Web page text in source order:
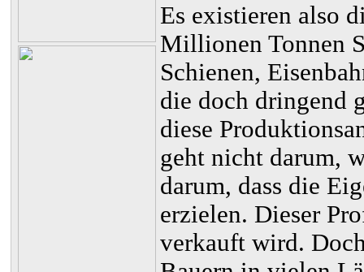
Es existieren also
Millionen Tonnen
Schienen,
die doch dringend
diese
geht nicht darum,
darum, dass die
erzielen. Dieser
verkauft wird.